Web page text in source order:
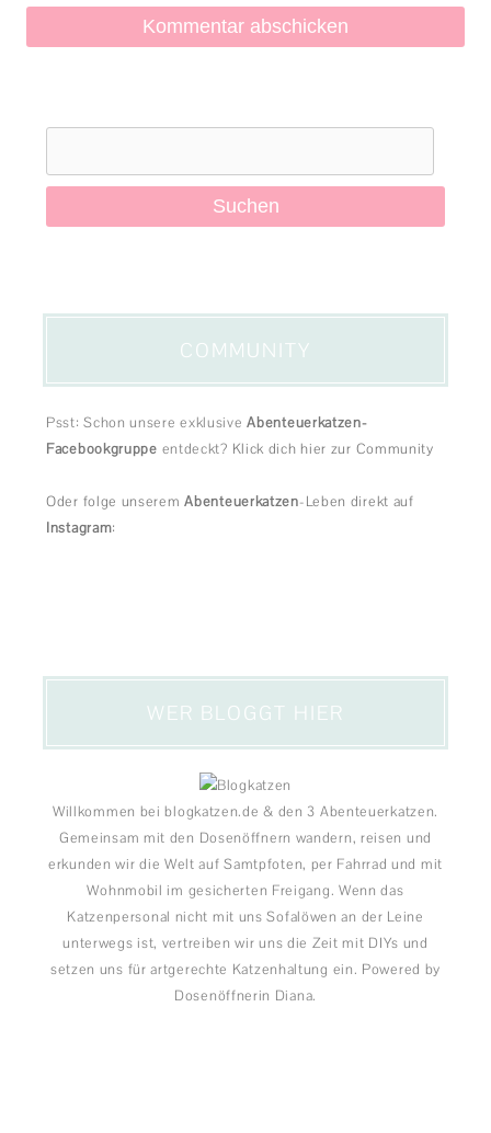
Suchen
COMMUNITY
Psst: Schon unsere exklusiveAbenteuerkatzen-
Facebookgruppe entdeckt? Klick dich hier zur Community
Oder folge unseremAbenteuerkatzen-Leben direkt auf
Instagram:
WER BLOGGT HIER
Willkommen bei blogkatzen.de & den 3 Abenteuerkatzen.
Gemeinsam mit den Dosenöffnern wandern, reisen und
erkunden wir die Welt auf Samtpfoten, per Fahrrad und mit
Wohnmobil im gesicherten Freigang. Wenn das
Katzenpersonal nicht mit uns Sofalöwen an der Leine
unterwegs ist, vertreiben wir uns die Zeit mit DIYs und
setzen uns für artgerechte Katzenhaltung ein. Powered by
Dosenöffnerin Diana.